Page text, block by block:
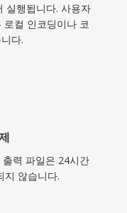
실행됩니다. 사용자
컬 인코딩이나 코
다.
력 파일은 24시간
지 않습니다.